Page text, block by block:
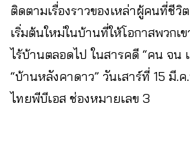
ติดตามเรื่องราวของเหล่าผู้คนที่ชีวิ
เริ่มต้นใหม่ในบ้านที่ให้โอกาสพวกเ
ไร้บ้านตลอดไป ในสารคดี “คน จน
“บ้านหลังคาดาว” วันเสาร์ที่ 15 มี.
ไทยพีบีเอส ช่องหมายเลข 3